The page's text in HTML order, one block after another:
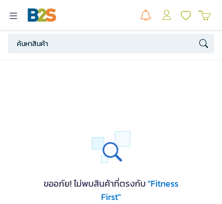
ขออภัย! ไม่พบสินค้าที่ตรงกับ"Fitness
First"